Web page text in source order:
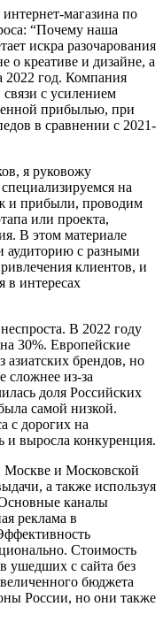
магазина по
“Почему наша
искра разочарования
о креативе и дизайне, а
2022 год. Компания
с усилением
прибылью, при
в сравнении с 2021-
я руковожу
на
и прибыли, проводим
или проекта,
В этом материале
аудиторию с разными
клиентов, и
в интересах
В 2022 году
30%. Европейские
азиатских брендов, но
сложнее из-за
доля Российских
самой низкой.
с дорогих на
и выросла конкуренция.
Москве и Московской
а также используя
Основные каналы
реклама в
Стоимость
ушедших с сайта без
бюджета
России, но они также